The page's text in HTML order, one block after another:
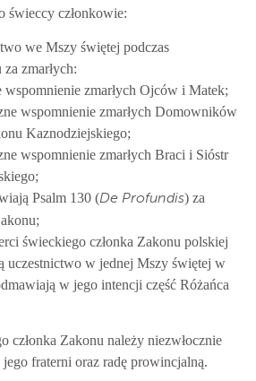
świeccy członkowie:
we Mszy świętej podczas
zmarłych:
wspomnienie zmarłych Ojców i Matek;
wspomnienie zmarłych Domowników
Kaznodziejskiego;
wspomnienie zmarłych Braci i Sióstr
Psalm 130 (De Profundis) za
świeckiego członka Zakonu polskiej
uczestnictwo w jednej Mszy świętej w
w jego intencji część Różańca
członka Zakonu należy niezwłocznie
fraterni oraz radę prowincjalną.